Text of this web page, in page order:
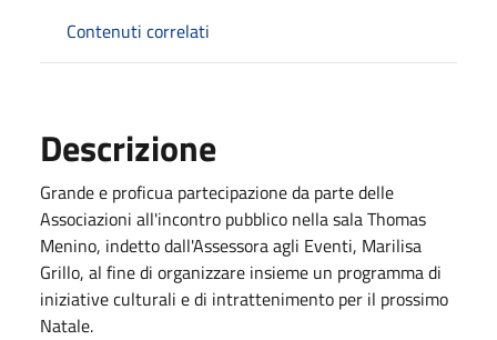
Contenuti correlati
Descrizione
Grande e proficua partecipazione da parte delle
Associazioni all'incontro pubblico nella sala Thomas
Menino, indetto dall'Assessora agli Eventi, Marilisa
Grillo, al fine di organizzare insieme un programma di
iniziative culturali e di intrattenimento per il prossimo
Natale.